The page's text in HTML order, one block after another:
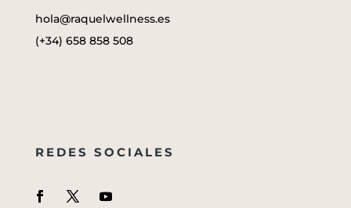
hola@raquelwellness.es
(+34) 658 858 508
REDES SOCIALES